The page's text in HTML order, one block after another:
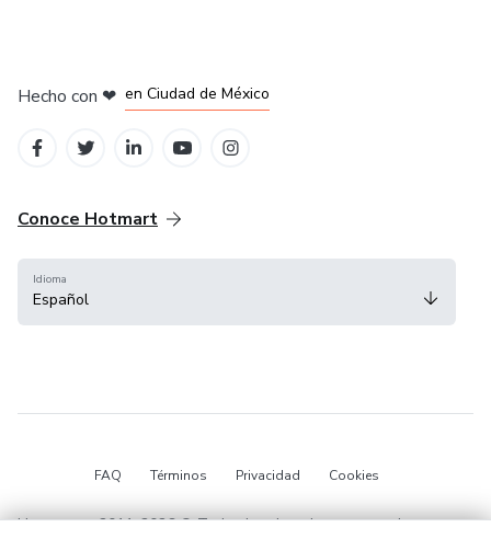
Hecho con ❤ en Ciudad de México
Conoce Hotmart
Idioma
Español
FAQ Términos Privacidad Cookies
Hotmart — 2011-2026 © Todos los derechos reservados.